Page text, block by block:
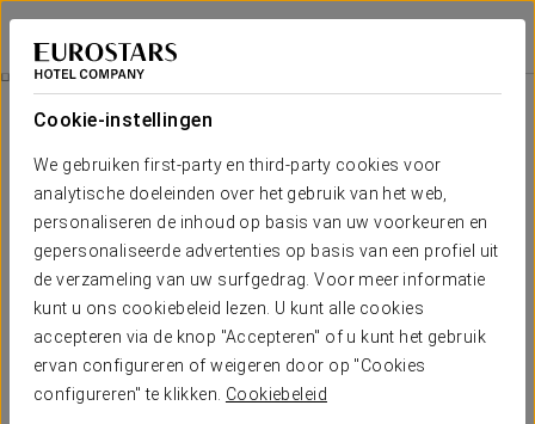
Cookie-instellingen
We gebruiken first-party en third-party cookies voor
analytische doeleinden over het gebruik van het web,
personaliseren de inhoud op basis van uw voorkeuren en
gepersonaliseerde advertenties op basis van een profiel uit
de verzameling van uw surfgedrag. Voor meer informatie
kunt u ons cookiebeleid lezen. U kunt alle cookies
accepteren via de knop "Accepteren" of u kunt het gebruik
ervan configureren of weigeren door op "Cookies
configureren" te klikken. Cookiebeleid
Exe Suites 33
MADRID
Romantische Ervaring
€ 18
Romantische Ervaring